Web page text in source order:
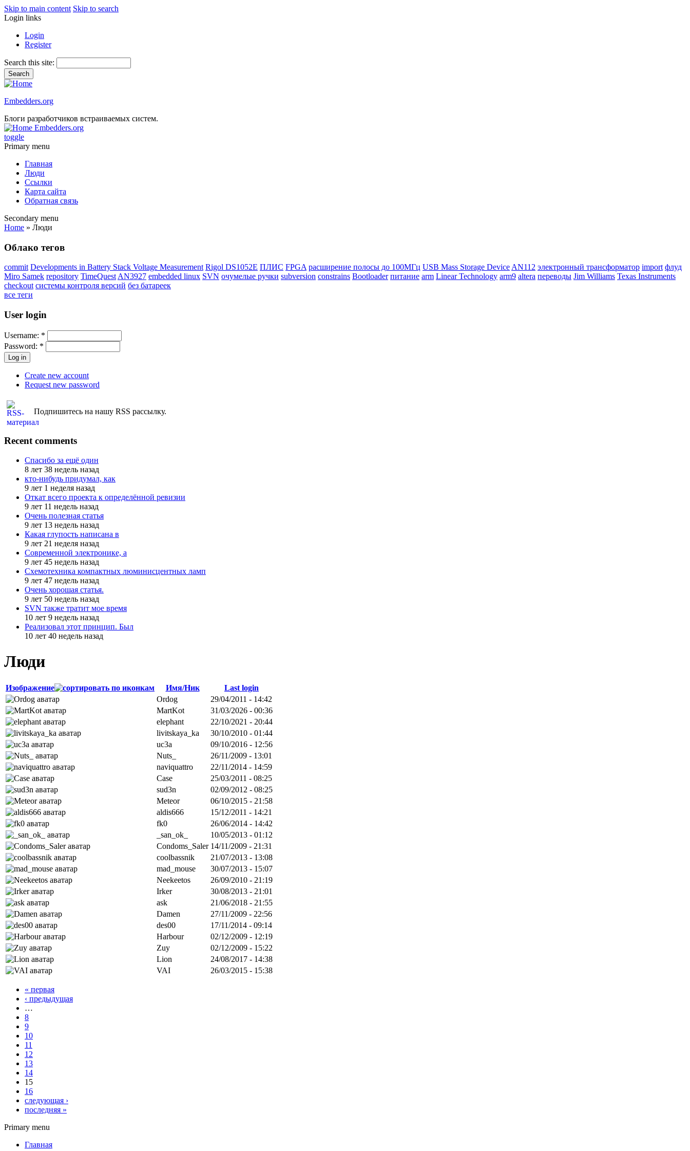
Skip to main content Skip to search
Login links
Login
Register
Search this site:
Embedders.org
Блоги разработчиков встраиваемых систем.
Embedders.org
toggle
Primary menu
Главная
Люди
Ссылки
Карта сайта
Обратная связь
Secondary menu
Home » Люди
Облако тегов
commit Developments in Battery Stack Voltage Measurement Rigol DS1052E ПЛИС FPGA расширение полосы до 100МГц USB Mass Storage DeviceAN112 электронный трансформатор import флуд
Miro Samek repository TimeQuestAN3927 embedded linux SVN очумелые ручки subversion constrains Bootloader питание arm Linear Technology arm9 altera переводы Jim Williams Texas Instruments
checkout системы контроля версий без батареек
все теги
User login
Username: *
Password: *
Create new account
Request new password
Подпишитесь на нашу RSS рассылку.
Recent comments
Спасибо за ещё один
8 лет 38 недель назад
кто-нибудь придумал, как
9 лет 1 неделя назад
Откат всего проекта к определённой ревизии
9 лет 11 недель назад
Очень полезная статья
9 лет 13 недель назад
Какая глупость написана в
9 лет 21 неделя назад
Современной электронике, а
9 лет 45 недель назад
Схемотехника компактных люминисцентных ламп
9 лет 47 недель назад
Очень хорошая статья.
9 лет 50 недель назад
SVN также тратит мое время
10 лет 9 недель назад
Реализовал этот принцип. Был
10 лет 40 недель назад
Люди
Изображение Имя/Ник
Last login
Ordog
29/04/2011 - 14:42
MartKot
31/03/2026 - 00:36
elephant
22/10/2021 - 20:44
livitskaya_ka
30/10/2010 - 01:44
uc3a
09/10/2016 - 12:56
Nuts_
26/11/2009 - 13:01
naviquattro
22/11/2014 - 14:59
Case
25/03/2011 - 08:25
sud3n
02/09/2012 - 08:25
Meteor
06/10/2015 - 21:58
aldis666
15/12/2011 - 14:21
fk0
26/06/2014 - 14:42
_san_ok_
10/05/2013 - 01:12
Condoms_Saler 14/11/2009 - 21:31
coolbassnik
21/07/2013 - 13:08
mad_mouse
30/07/2013 - 15:07
Neekeetos
26/09/2010 - 21:19
Irker
30/08/2013 - 21:01
ask
21/06/2018 - 21:55
Damen
27/11/2009 - 22:56
des00
17/11/2014 - 09:14
Harbour
02/12/2009 - 12:19
Zuy
02/12/2009 - 15:22
Lion
24/08/2017 - 14:38
VAI
26/03/2015 - 15:38
« первая
‹ предыдущая
…
8
9
10
11
12
13
14
15
16
следующая ›
последняя »
Primary menu
Главная